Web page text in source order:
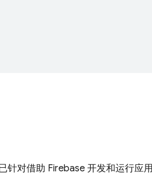
针对借助 Firebase 开发和运行应